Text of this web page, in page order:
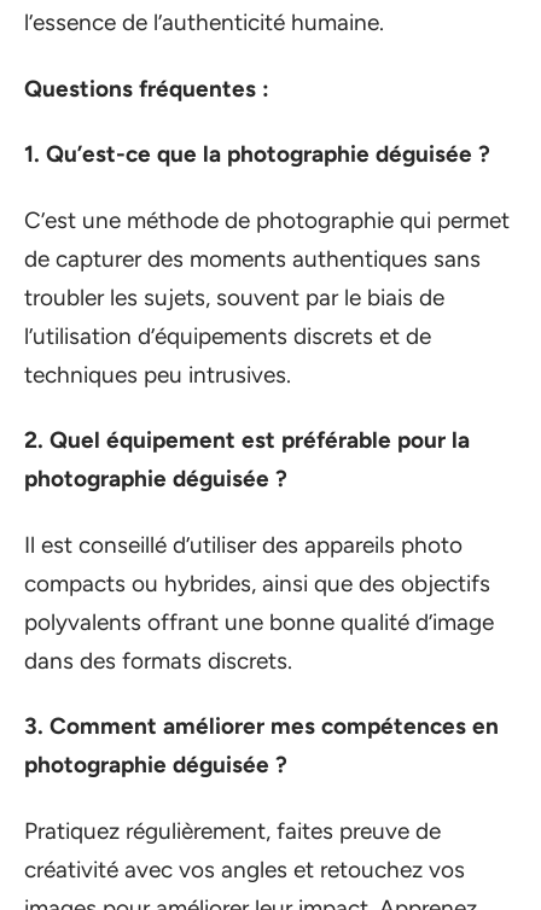
l’essence de l’authenticité humaine.
Questions fréquentes :
1. Qu’est-ce que la photographie déguisée ?
C’est une méthode de photographie qui permet
de capturer des moments authentiques sans
troubler les sujets, souvent par le biais de
l’utilisation d’équipements discrets et de
techniques peu intrusives.
2. Quel équipement est préférable pour la
photographie déguisée ?
Il est conseillé d’utiliser des appareils photo
compacts ou hybrides, ainsi que des objectifs
polyvalents offrant une bonne qualité d’image
dans des formats discrets.
3. Comment améliorer mes compétences en
photographie déguisée ?
Pratiquez régulièrement, faites preuve de
créativité avec vos angles et retouchez vos